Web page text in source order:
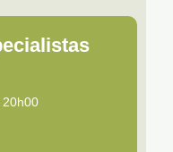
20h00